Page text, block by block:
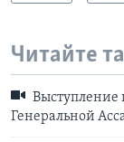
Читайте
Генеральной